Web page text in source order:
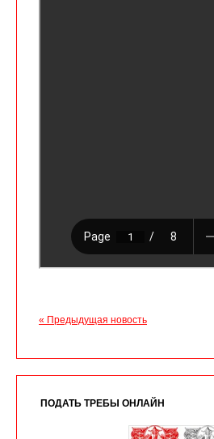
« Предыдущая новость
ПОДАТЬ ТРЕБЫ ОНЛАЙН